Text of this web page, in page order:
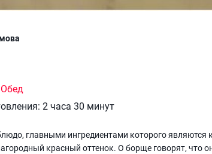
Обед
2 часа 30 минут
главными ингредиентами которого являются
красный оттенок. О борще говорят, что